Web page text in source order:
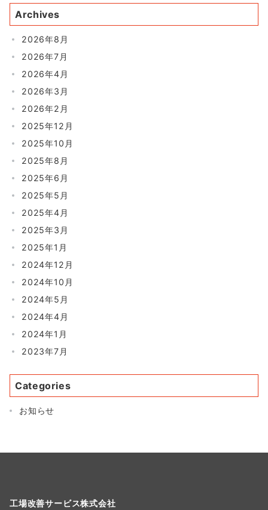
Archives
2026年8月
2026年7月
2026年4月
2026年3月
2026年2月
2025年12月
2025年10月
2025年8月
2025年6月
2025年5月
2025年4月
2025年3月
2025年1月
2024年12月
2024年10月
2024年5月
2024年4月
2024年1月
2023年7月
Categories
お知らせ
工場改善サービス株式会社